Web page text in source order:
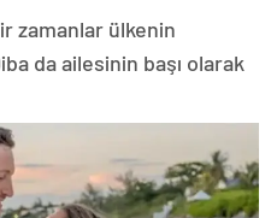
zamanlar ülkenin
da ailesinin başı olarak